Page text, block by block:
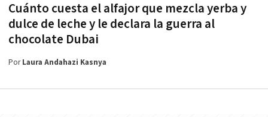
Cuánto cuesta el alfajor que mezcla yerba y
dulce de leche y le declara la guerra al
chocolate Dubai
PorLaura Andahazi Kasnya